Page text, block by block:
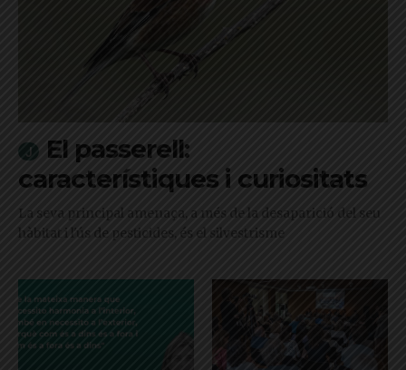
El passerell:
característiques i curiositats
La seva principal amenaça, a més de la desaparició del seu
hàbitat i l'ús de pesticides, és el silvestrisme